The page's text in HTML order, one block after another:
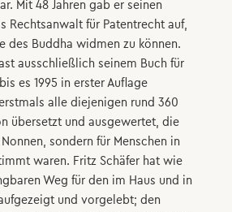
Mit 48 Jahren gab er seinen
Rechtsanwalt für Patentrecht auf,
des Buddha widmen zu können.
ausschließlich seinem Buch für
es 1995 in erster Auflage
alle diejenigen rund 360
übersetzt und ausgewertet, die
sondern für Menschen in
waren. Fritz Schäfer hat wie
Weg für den im Haus und in
und vorgelebt; den